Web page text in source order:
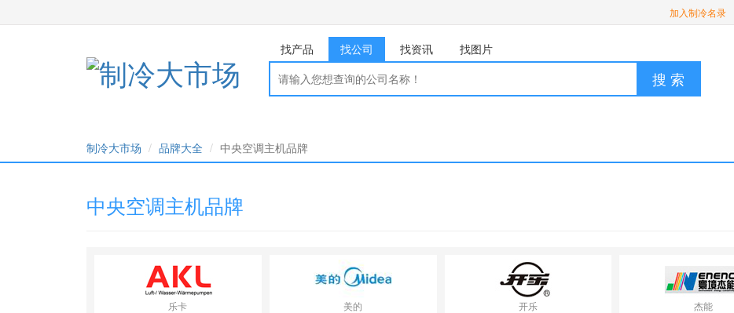
加入制冷名录
找产品 找公司 找资讯 找图片
搜 索
制冷大市场 品牌大全 中央空调主机品牌
中央空调主机品牌
乐卡 美的 开乐 杰能